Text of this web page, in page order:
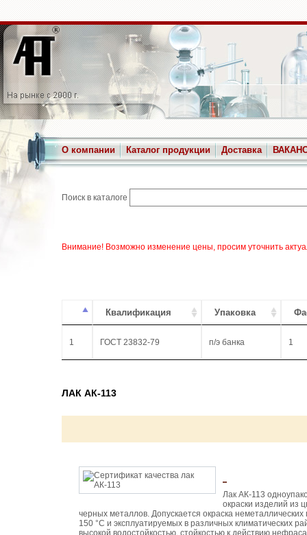
О компании Каталог продукции Доставка
Поиск в каталоге
Внимание! Возможно изменение цены, просим уточнить
Квалификация Упаковка
1 ГОСТ 23832-79 п/э банка 1
ЛАК АК-113
Лак АК-113
окраски изделий из
черных металлов. Допускается окраска
150 °С и эксплуатируемых в различных климатических